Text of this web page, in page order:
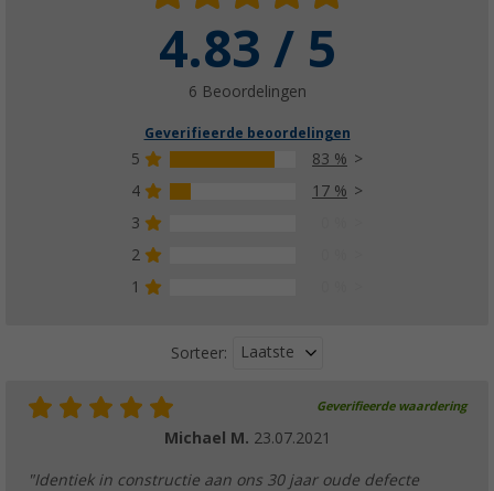
4.83 / 5
6 Beoordelingen
Geverifieerde beoordelingen
5
83 %
4
17 %
3
2
1
Sorteer: Laatste
Geverifieerde waardering
Michael M. 23.07.2021
"Identiek in constructie aan ons 30 jaar oude defecte